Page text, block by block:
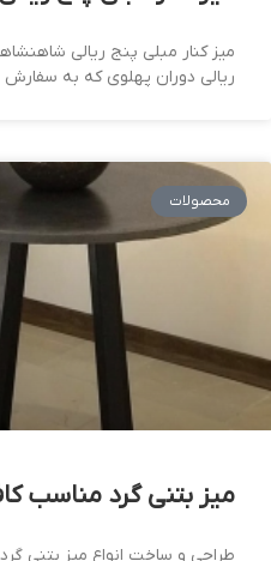
ریالی دوران پهلوی که به سفارش
محصولات
میز بتنی گرد مناسب
طراحی و ساخت انواع میز بتنی